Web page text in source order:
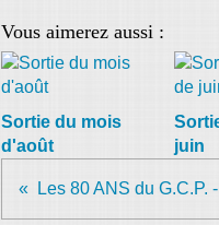
Vous aimerez aussi :
Sortie du mois
d'août
juin